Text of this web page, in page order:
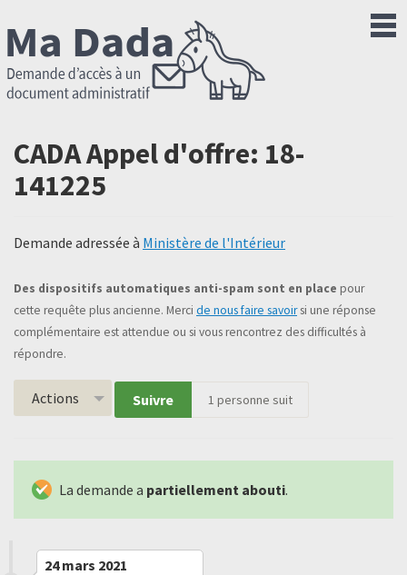
CADA Appel d'offre: 18-
141225
Demande adressée à Ministère de l'Intérieur
Des dispositifs automatiques anti-spam sont en place pour
cette requête plus ancienne. Merci de nous faire savoirsi une réponse
complémentaire est attendue ou si vous rencontrez des difficultés à
répondre.
Actions Suivre 1 personne suit
La demande a partiellement abouti.
24 mars 2021